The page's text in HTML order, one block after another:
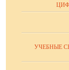
УЧЕБНЫЕ